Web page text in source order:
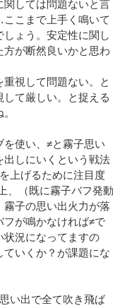
関しては問題ないと言
こまで上手く鳴いて
しょう。安定性に関し
が断然良いかと思わ
視して問題ない。と
て厳しい。と捉える
使い、≠と霧子思い
出しにいくという戦法
上げるために注目度
、（既に霧子バフ発動
霧子の思い出火力が落
フが鳴かなければ≠で
況になってますの
いくか？が課題にな
い出で全て吹き飛ば